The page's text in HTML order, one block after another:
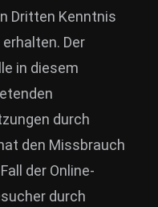
Dritten Kenntnis
Der
in diesem
durch
den Missbrauch
der Online-
durch